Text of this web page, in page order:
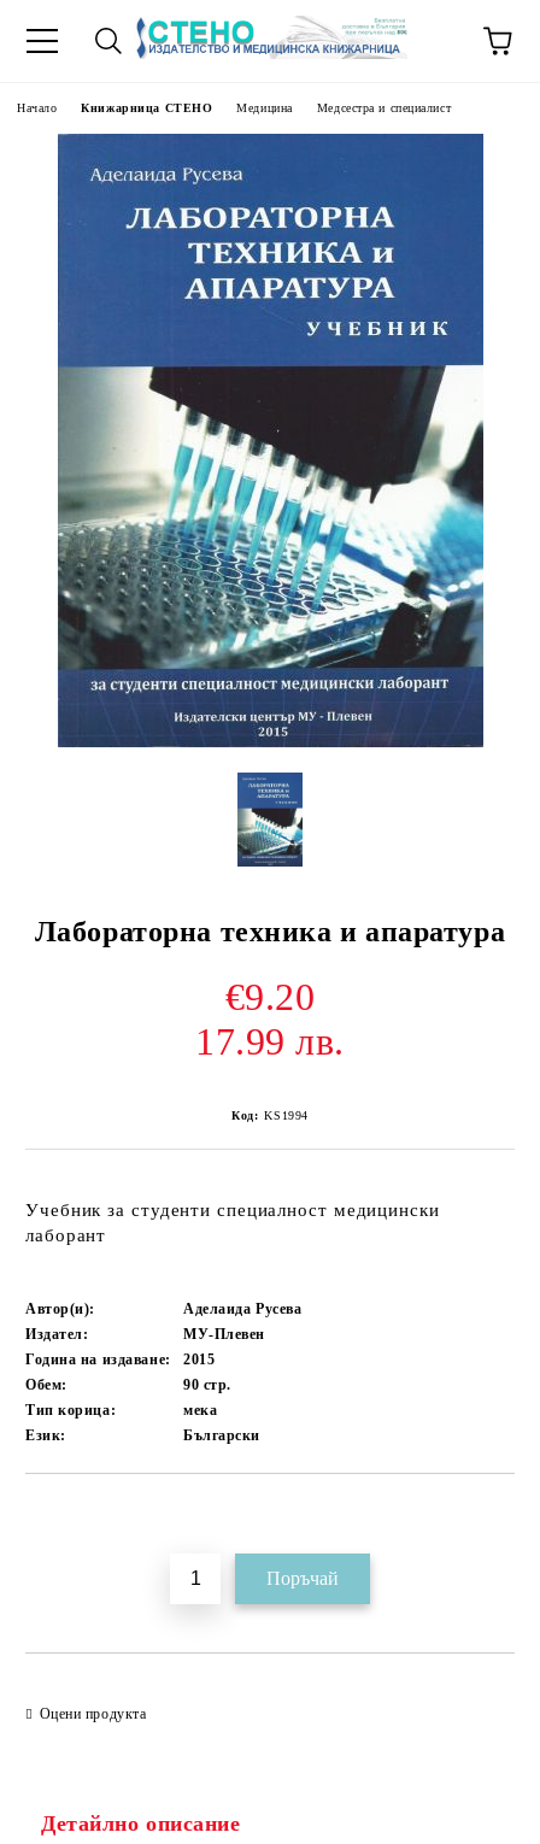
Начало Книжарница СТЕНО Медицина Медсестра и специалист
Лабораторна техника и апаратура
€9.20
17.99 лв.
Код: KS1994
Учебник за студенти специалност медицински
лаборант
Автор(и):
Аделаида Русева
Издател:
МУ-Плевен
Година на издаване:
2015
Обем:
90 стр.
Тип корица:
мека
Език:
Български
Оцени продукта
Детайлно описание